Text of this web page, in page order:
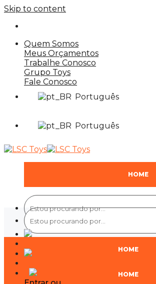
Skip to content
Quem Somos
Meus Orçamentos
Trabalhe Conosco
Grupo Toys
Fale Conosco
Português
Português
HOME
HOME
HOME